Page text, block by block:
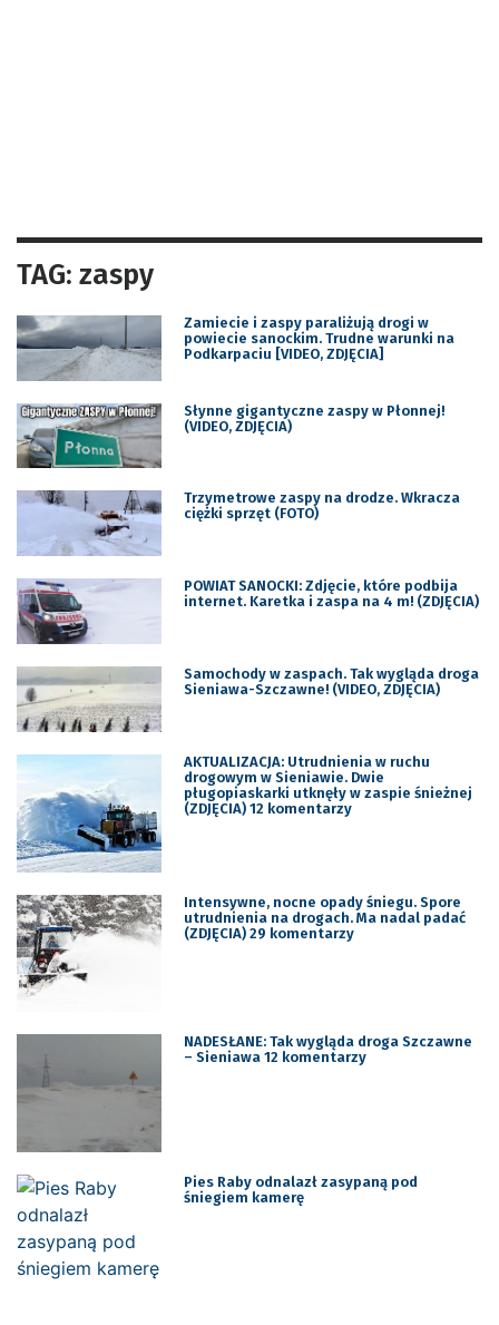
TAG: zaspy
Zamiecie i zaspy paraliżują drogi w
powiecie sanockim. Trudne warunki na
Podkarpaciu [VIDEO, ZDJĘCIA]
Słynne gigantyczne zaspy w Płonnej!
(VIDEO, ZDJĘCIA)
Trzymetrowe zaspy na drodze. Wkracza
ciężki sprzęt (FOTO)
POWIAT SANOCKI: Zdjęcie, które podbija
internet. Karetka i zaspa na 4 m! (ZDJĘCIA)
Samochody w zaspach. Tak wygląda droga
Sieniawa-Szczawne! (VIDEO, ZDJĘCIA)
AKTUALIZACJA: Utrudnienia w ruchu
drogowym w Sieniawie. Dwie
pługopiaskarki utknęły w zaspie śnieżnej
(ZDJĘCIA) 12 komentarzy
Intensywne, nocne opady śniegu. Spore
utrudnienia na drogach. Ma nadal padać
(ZDJĘCIA) 29 komentarzy
NADESŁANE: Tak wygląda droga Szczawne
– Sieniawa 12 komentarzy
Pies Raby odnalazł zasypaną pod
śniegiem kamerę